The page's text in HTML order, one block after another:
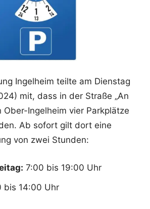
Ingelheim teilte am Dienstag
mit, dass in der Straße „An
Ober-Ingelheim vier Parkplätze
Ab sofort gilt dort eine
von zwei Stunden:
7:00 bis 19:00 Uhr
bis 14:00 Uhr